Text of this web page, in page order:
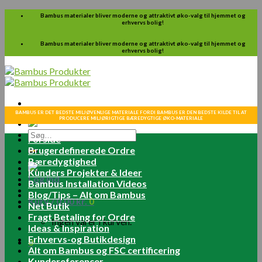
Skip
Bambus materialer bliver moderne og attraktivt øko-valg til hjemmet og
erhvervs bolig!
Bambus materialer bliver moderne og attraktivt øko-valg til hjemmet og
erhvervs bolig!
Søg
efter:
Log ind
Kurv /0.00kr.0
Ingen varer i kurven.
0
BAMBUS ER DET BEDSTE MILJØVENLIGE MATERIALE FORDI BAMBUS ER DEN BEDSTE KILDE TIL AT
PRODUCERE MILJØRIGTIGE BÆREDYGTIGE ØKO-MATERIALE
Forside
Brugerdefinerede Ordre
Bæredygtighed
Kunders Projekter & Ideer
Bambus Installation Videos
Blog/Tips – Alt om Bambus
Net Butik
Fragt Betaling for Ordre
Ideas & Inspiration
Erhvervs-og Butikdesign
Alt om Bambus og FSC certificering